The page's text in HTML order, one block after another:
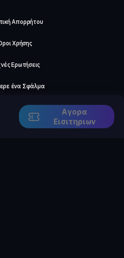
Αγορα
Eισιτηριων
Απορρήτου
Χρήσης
Ερωτήσεις
ένα Σφάλμα
με μας
Careers